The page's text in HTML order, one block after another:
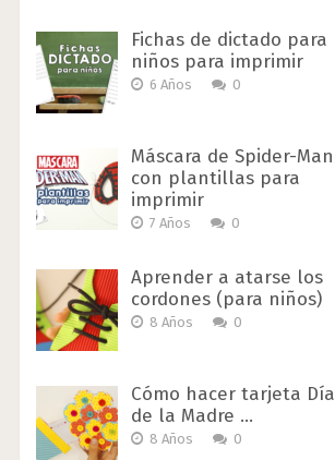
Fichas de dictado para
niños para imprimir
6 Años 0
Máscara de Spider-Man
con plantillas para
imprimir
7 Años 0
Aprender a atarse los
cordones (para niños)
8 Años 0
Cómo hacer tarjeta Día
de la Madre …
8 Años 0